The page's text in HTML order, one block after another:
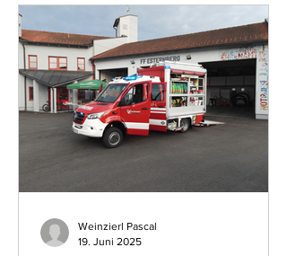
Weinzierl Pascal
19. Juni 2025